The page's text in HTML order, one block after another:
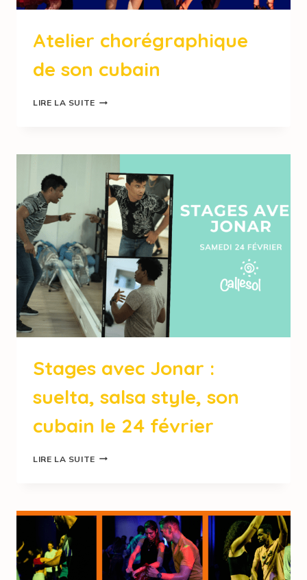
Atelier chorégraphique
de son cubain
LIRE LA SUITE
Stages avec Jonar :
suelta, salsa style, son
cubain le 24 février
LIRE LA SUITE